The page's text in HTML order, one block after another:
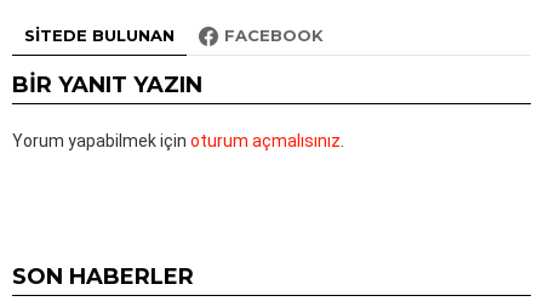
SITEDE BULUNAN FACEBOOK
BIR YANIT YAZIN
Yorum yapabilmek için oturum açmalısınız
SON HABERLER